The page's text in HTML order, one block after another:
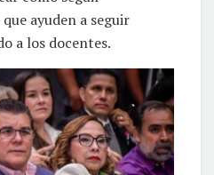
ayuden a seguir
a los docentes.